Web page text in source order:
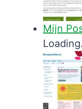
Mijn